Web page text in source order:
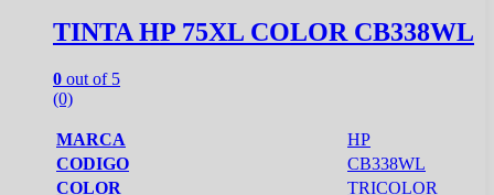
TINTA HP 75XL COLOR CB338WL
0 out of 5
(0)
MARCA
HP
CODIGO
CB338WL
COLOR
TRICOLOR